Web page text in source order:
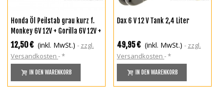
Honda Öl Peilstab grau kurz f.
Monkey 6V 12V + Gorilla 6V 12V +
Dax 6V + Chaly + SS50
12,50 € (inkl. MwSt.)
zzgl.
Versandkosten
*
IN DEN WARENKORB
Dax 6 V 12 V Tank 2,4 Liter
49,95 € (inkl. MwSt.)
zzgl.
Versandkosten
*
IN DEN WARENKORB